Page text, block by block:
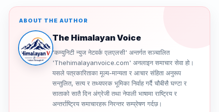
ABOUT THE AUTHOR
The Himalayan Voice
'कम्युनिटी न्युज नेटवर्क एलएलसी' अन्तर्गत सञ्चालित
'Thehimalayanvoice.com' अनलाइन समाचार सेवा हो।
यसले पत्रकारिताका मूल्य-मान्यता र आचार संहिता अनुरूप
सन्तुलित, सत्य र तथ्यपरक भूमिका निर्वाह गर्दै चौबीसै घण्टा र
साताको सातै दिन अंग्रेजी तथा नेपाली भाषामा राष्ट्रिय र
अन्तर्राष्ट्रिय समाचारहरू निरन्तर सम्प्रेषण गर्दछ।